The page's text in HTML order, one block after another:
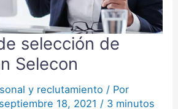
selección de
Selecon
y reclutamiento / Por
septiembre 18, 2021 / 3 minutos